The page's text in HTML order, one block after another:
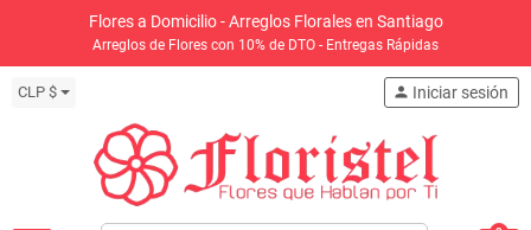
Flores a Domicilio - Arreglos Florales en Santiago
Arreglos de Flores con 10% de DTO - Entregas Rápidas
CLP $ person Iniciar sesión